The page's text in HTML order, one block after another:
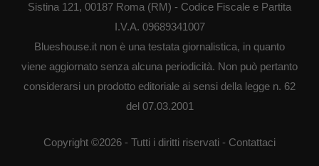
Sistina 121, 00187 Roma (RM) - Codice Fiscale e Partita
I.V.A. 09689341007
Blueshouse.it non è una testata giornalistica, in quanto
viene aggiornato senza alcuna periodicità. Non può pertanto
considerarsi un prodotto editoriale ai sensi della legge n. 62
del 07.03.2001
Copyright ©2026 - Tutti i diritti riservati - Contattaci